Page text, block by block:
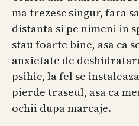
ma trezesc singur, fara
distanta si pe nimeni in
stau foarte bine, asa ca
anxietate de
psihic, la fel se
pierde traseul, asa ca
ochii dupa marcaje.